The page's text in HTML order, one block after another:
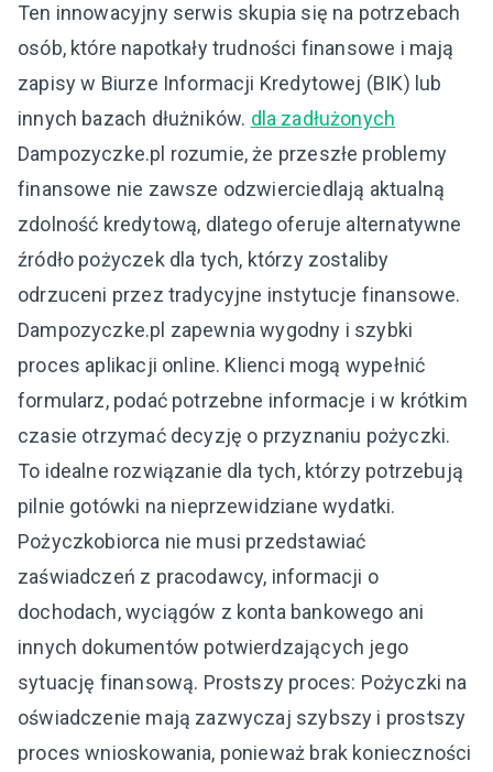
Ten innowacyjny serwis skupia się na potrzebach
osób, które napotkały trudności finansowe i mają
zapisy w Biurze Informacji Kredytowej (BIK) lub
innych bazach dłużników. dla zadłużonych
Dampozyczke.pl rozumie, że przeszłe problemy
finansowe nie zawsze odzwierciedlają aktualną
zdolność kredytową, dlatego oferuje alternatywne
źródło pożyczek dla tych, którzy zostaliby
odrzuceni przez tradycyjne instytucje finansowe.
Dampozyczke.pl zapewnia wygodny i szybki
proces aplikacji online. Klienci mogą wypełnić
formularz, podać potrzebne informacje i w krótkim
czasie otrzymać decyzję o przyznaniu pożyczki.
To idealne rozwiązanie dla tych, którzy potrzebują
pilnie gotówki na nieprzewidziane wydatki.
Pożyczkobiorca nie musi przedstawiać
zaświadczeń z pracodawcy, informacji o
dochodach, wyciągów z konta bankowego ani
innych dokumentów potwierdzających jego
sytuację finansową. Prostszy proces: Pożyczki na
oświadczenie mają zazwyczaj szybszy i prostszy
proces wnioskowania, ponieważ brak konieczności